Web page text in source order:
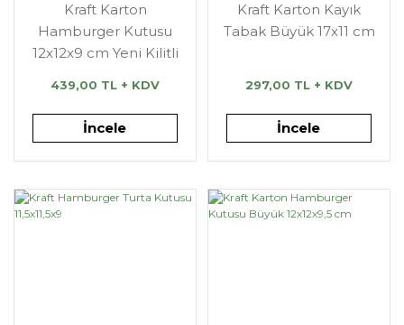
Kraft Karton
Hamburger Kutusu
12x12x9 cm Yeni Kilitli
439,00 TL + KDV
İncele
Kraft Karton Kayık
Tabak Büyük 17x11 cm
297,00 TL + KDV
İncele